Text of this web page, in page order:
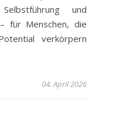
und
für Menschen, die
verkörpern
04. April 2026